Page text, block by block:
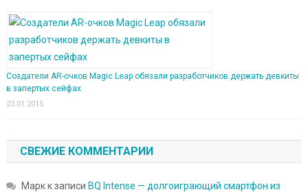
Создатели AR-очков Magic Leap обязали разработчиков держать девкиты
в запертых сейфах
23.01.2015
СВЕЖИЕ КОММЕНТАРИИ
Маркк записи BQ Intense — долгоиграющий смартфон из